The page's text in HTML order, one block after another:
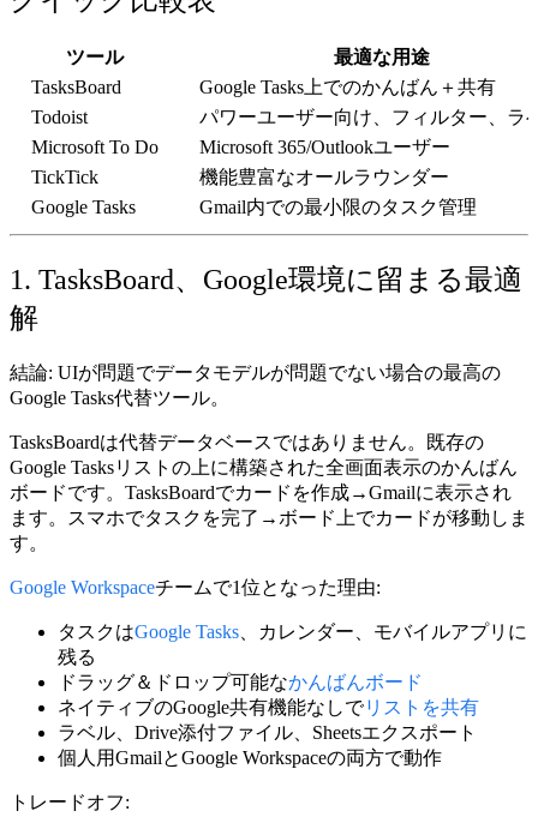
ツール
最適な用途
TasksBoard
Google Tasks上でのかんばん＋共有
Todoist
パワーユーザー向け、フィルター、ラ
Microsoft To Do
Microsoft 365/Outlookユーザー
TickTick
機能豊富なオールラウンダー
Google Tasks
Gmail内での最小限のタスク管理
1. TasksBoard、Google環境に留まる最適
解
結論: UIが問題でデータモデルが問題でない場合の最高の
Google Tasks代替ツール。
TasksBoardは代替データベースではありません。既存の
Google Tasksリストの上に構築された全画面表示のかんばん
ボードです。TasksBoardでカードを作成→Gmailに表示され
ます。スマホでタスクを完了→ボード上でカードが移動しま
す。
Google Workspaceチームで1位となった理由:
タスクはGoogle Tasks 、カレンダー、モバイルアプリに
残る
ドラッグ＆ドロップ可能なかんばんボード
ネイティブのGoogle共有機能なしでリストを共有
ラベル、Drive添付ファイル、Sheetsエクスポート
個人用GmailとGoogle Workspaceの両方で動作
トレードオフ: